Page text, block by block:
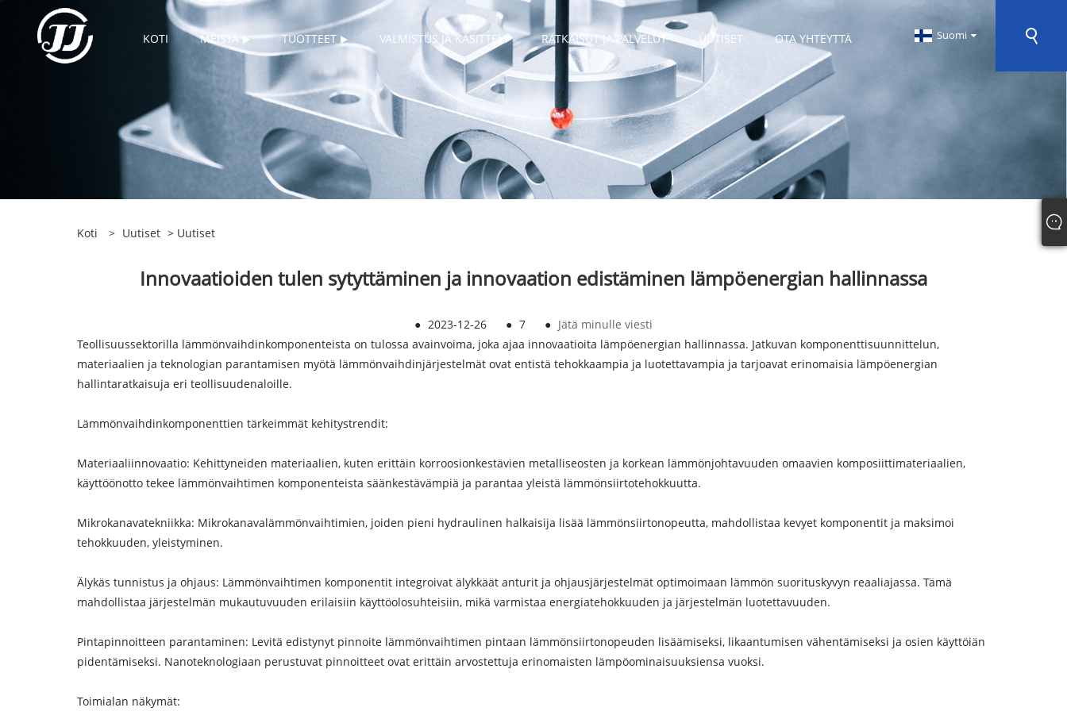
KOTI MEISTÄ TUOTTEET VALMISTUS JA KÄSITTELY RATKAISUT JA PALVELUT UUTISET OTA YHTEYTTÄ Suomi
Koti > Uutiset > Uutiset
Innovaatioiden tulen sytyttäminen ja innovaation edistäminen lämpöenergian hallinnassa
● 2023-12-26 ● 7 ● Jätä minulle viesti
Teollisuussektorilla lämmönvaihdinkomponenteista on tulossa avainvoima, joka ajaa innovaatioita lämpöenergian hallinnassa. Jatkuvan komponenttisuunnittelun,
materiaalien ja teknologian parantamisen myötä lämmönvaihdinjärjestelmät ovat entistä tehokkaampia ja luotettavampia ja tarjoavat erinomaisia ​​lämpöenergian
hallintaratkaisuja eri teollisuudenaloille.
Lämmönvaihdinkomponenttien tärkeimmät kehitystrendit:
Materiaaliinnovaatio: Kehittyneiden materiaalien, kuten erittäin korroosionkestävien metalliseosten ja korkean lämmönjohtavuuden omaavien komposiittimateriaalien,
käyttöönotto tekee lämmönvaihtimen komponenteista säänkestävämpiä ja parantaa yleistä lämmönsiirtotehokkuutta.
Mikrokanavatekniikka: Mikrokanavalämmönvaihtimien, joiden pieni hydraulinen halkaisija lisää lämmönsiirtonopeutta, mahdollistaa kevyet komponentit ja maksimoi
tehokkuuden, yleistyminen.
Älykäs tunnistus ja ohjaus: Lämmönvaihtimen komponentit integroivat älykkäät anturit ja ohjausjärjestelmät optimoimaan lämmön suorituskyvyn reaaliajassa. Tämä
mahdollistaa järjestelmän mukautuvuuden erilaisiin käyttöolosuhteisiin, mikä varmistaa energiatehokkuuden ja järjestelmän luotettavuuden.
Pintapinnoitteen parantaminen: Levitä edistynyt pinnoite lämmönvaihtimen pintaan lämmönsiirtonopeuden lisäämiseksi, likaantumisen vähentämiseksi ja osien käyttöiän
pidentämiseksi. Nanoteknologiaan perustuvat pinnoitteet ovat erittäin arvostettuja erinomaisten lämpöominaisuuksiensa vuoksi.
Toimialan näkymät: